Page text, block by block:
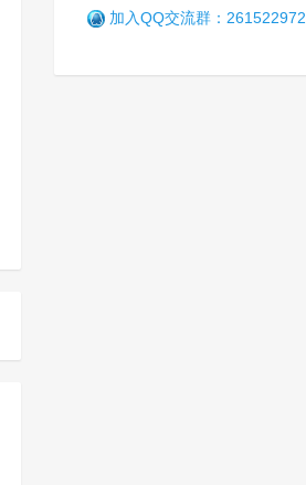
加入QQ交流群：261522972